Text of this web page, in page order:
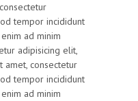
tempor incididunt
ad minim
adipisicing elit,
amet, consectetur
tempor incididunt
ad minim